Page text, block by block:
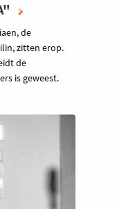
de
zitten erop.
de
is geweest.